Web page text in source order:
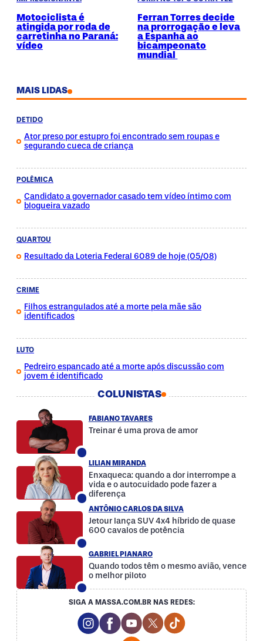
Motociclista é
atingida por roda de
carretinha no Paraná:
vídeo
Ferran Torres decide
na prorrogação e leva
a Espanha ao
bicampeonato
mundial
MAIS LIDAS
DETIDO
Ator preso por estupro foi encontrado sem roupas e
segurando cueca de criança
POLÊMICA
Candidato a governador casado tem vídeo íntimo com
blogueira vazado
QUARTOU
Resultado da Loteria Federal 6089 de hoje (05/08)
CRIME
Filhos estrangulados até a morte pela mãe são
identificados
LUTO
Pedreiro espancado até a morte após discussão com
jovem é identificado
COLUNISTAS
FABIANO TAVARES
Treinar é uma prova de amor
LILIAN MIRANDA
Enxaqueca: quando a dor interrompe a
vida e o autocuidado pode fazer a
diferença
ANTÔNIO CARLOS DA SILVA
Jetour lança SUV 4x4 híbrido de quase
600 cavalos de potência
GABRIEL PIANARO
Quando todos têm o mesmo avião, vence
o melhor piloto
SIGA A MASSA.COM.BR NAS REDES:
Instagram Social Media
Facebook Social Media
Youtube Social Media
Twitter Social Media
Tiktok Social